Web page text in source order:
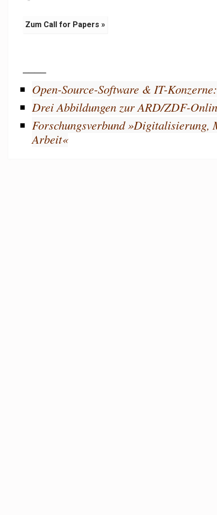
Zum Call for Papers »
Open-Source-Software & IT-
Drei Abbildungen zur ARD/ZDF-
Forschungsverbund »Digitalisierung,
Arbeit«